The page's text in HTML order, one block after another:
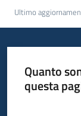
Ultimo
Quanto
questa